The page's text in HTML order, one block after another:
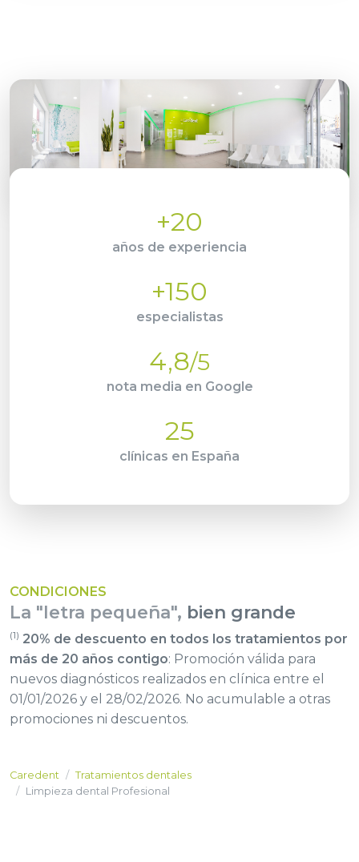
+20
años de experiencia
+150
especialistas
4,8/5
nota media en Google
25
clínicas en España
CONDICIONES
La "letra pequeña", bien grande
(1) 20% de descuento en todos los tratamientos por
más de 20 años contigo: Promoción válida para
nuevos diagnósticos realizados en clínica entre el
01/01/2026 y el 28/02/2026. No acumulable a otras
promociones ni descuentos.
Caredent
Tratamientos dentales
Limpieza dental Profesional